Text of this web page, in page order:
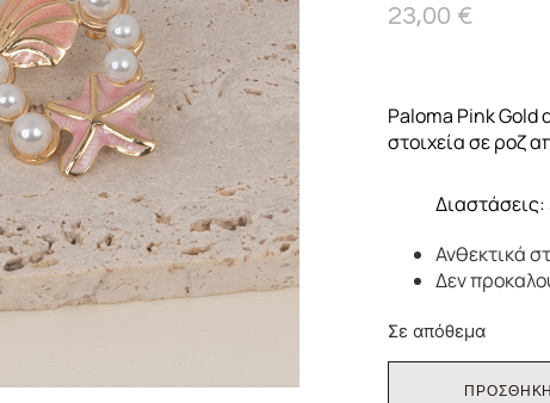
23,00 €
Paloma Pink Gold
στοιχεία σε ροζ
Ανθεκτικά
Δεν
Σε απόθεμα